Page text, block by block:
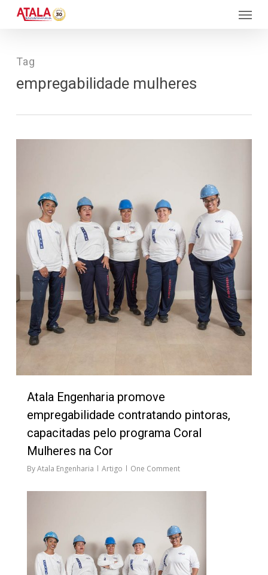
Menu
Tag
empregabilidade mulheres
Atala Engenharia promove
empregabilidade contratando pintoras,
capacitadas pelo programa Coral
Mulheres na Cor
ByAtala Engenharia Artigo One Comment